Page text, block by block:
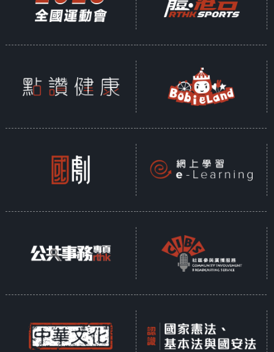
呂嘉等老臣手中，對樛太后及安國少季的親
漢態度十分不滿。樛太后感受到朝野的孤
漢朝的內諸侯，三年入朝一次，撤除南越國
與漢朝國界上的邊關。漢武帝答應了樛太
后，派衛尉路博德屯兵桂陽（今廣東連州
后設宴送別漢朝使者和呂嘉，欲在席間殺死
呂嘉，想借漢朝使者之力殺死呂嘉等人。但
漢使膽怯，被呂嘉識破逃脫，集結反漢勢
力，起兵攻入王宮，殺趙興、樛太后及漢
使，立趙建德為王。
漢武帝得知南越國政變，元鼎五年（公元前
112年）秋，調遣罪人和江淮以南的水兵共十
萬人，兵分五路進討伐南越：伏波將軍路博
下；越人降將戈船將軍鄭嚴、和下厲將軍田
甲，分別從零陵（今廣西桂林北方）出發，
鄭嚴沿灕水直下，田甲的則直抵蒼梧（今廣